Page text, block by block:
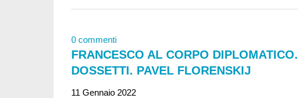
0 commenti
FRANCESCO AL CORPO
DOSSETTI. PAVEL FLORENSKIJ
11 Gennaio 2022